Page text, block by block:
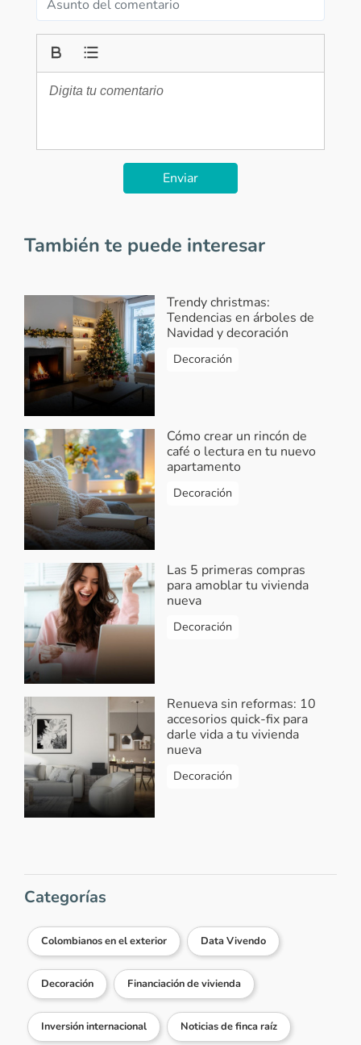
Enviar
También te puede interesar
Trendy christmas:
Tendencias en árboles de
Navidad y decoración
Decoración
Cómo crear un rincón de
café o lectura en tu nuevo
apartamento
Decoración
Las 5 primeras compras
para amoblar tu vivienda
nueva
Decoración
Renueva sin reformas: 10
accesorios quick-fix para
darle vida a tu vivienda
nueva
Decoración
Categorías
Colombianos en el exterior Data Vivendo
Decoración Financiación de vivienda
Inversión internacional Noticias de finca raíz